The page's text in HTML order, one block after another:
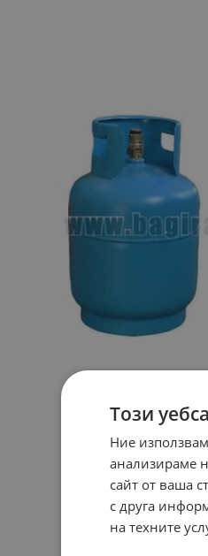
Този
Ние
анализираме
сайт от ваша
с друга
на техните